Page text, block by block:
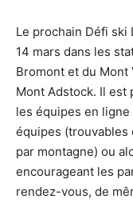
Le prochain Défi ski
14 mars dans les
Bromont et du Mont
Mont Adstock. Il est
les équipes en
équipes (trouvables
par montagne) ou
encourageant les
rendez-vous, de